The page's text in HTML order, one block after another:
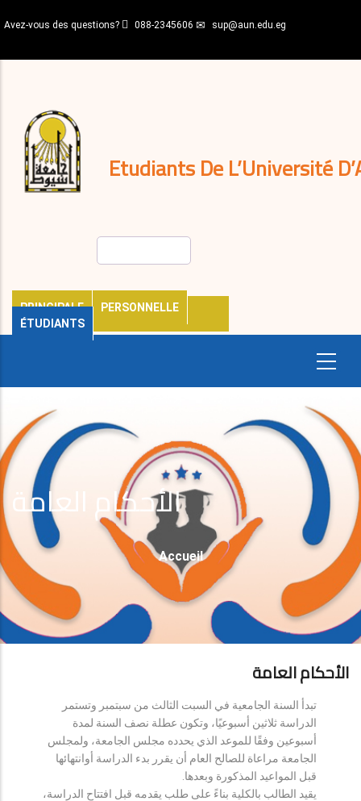
au
principal
Avez-vous des questions? 088-2345606 sup@aun.edu.eg
Etudiants De L’Université
PRINCIPALE
PERSONNELLE
ÉTUDIANTS
décisions
Expatriés
Journal
الأحكام العامة
Fil
D'Ariane
Accueil
الأحكام العامة
تبدأ السنة الجامعية في السبت الثالث من سبتمبر وتستمر
الدراسة ثلاثين أسبوعيًا، وتكون عطلة نصف السنة لمدة
أسبوعين وفقًا للموعد الذي يحدده مجلس الجامعة، ولمجلس
الجامعة مراعاة للصالح العام أن يقرر بدء الدراسة أوانتهائها
قبل المواعيد المذكورة وبعدها.
يقيد الطالب بالكلية بناءً على طلب يقدمه قبل افتتاح الدراسة،